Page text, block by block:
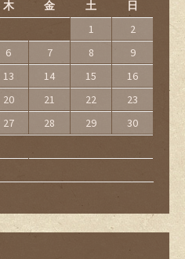
木 金 土 日
1
2
6 7 8
9
13 14 15
16
20 21 22
23
27 28 29
30